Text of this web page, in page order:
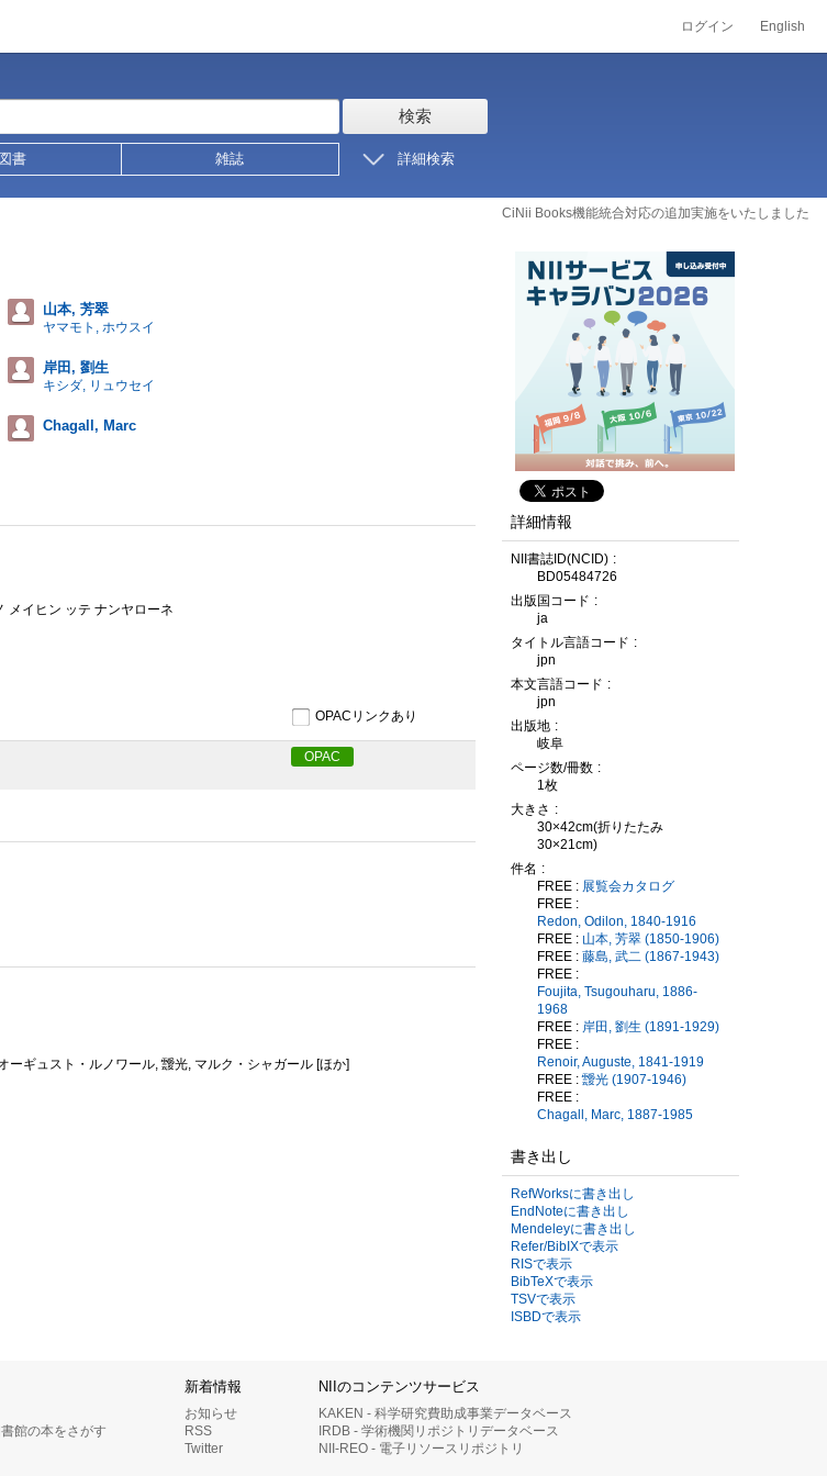
ログイン English
検索
図書 雑誌 詳細検索
CiNii Books機能統合対応の追加実施をいたしました
山本, 芳翠
ヤマモト, ホウスイ
岸田, 劉生
キシダ, リュウセイ
Chagall, Marc
メイヒン ッテ ナンヤローネ
OPACリンクあり
OPAC
ギュスト・ルノワール, 靉光, マルク・シャガール [ほか]
詳細情報
NII書誌ID(NCID)
BD05484726
出版国コード
ja
タイトル言語コード
jpn
本文言語コード
jpn
出版地
岐阜
ページ数/冊数
1枚
大きさ
30×42cm(折りたたみ
30×21cm)
件名
FREE : 展覧会カタログ
FREE :
Redon, Odilon, 1840-1916
FREE : 山本, 芳翠 (1850-1906)
FREE : 藤島, 武二 (1867-1943)
FREE :
Foujita, Tsugouharu, 1886-
1968
FREE : 岸田, 劉生 (1891-1929)
FREE :
Renoir, Auguste, 1841-1919
FREE :靉光 (1907-1946)
FREE :
Chagall, Marc, 1887-1985
書き出し
RefWorksに書き出し
EndNoteに書き出し
Mendeleyに書き出し
Refer/BibIXで表示
RISで表示
BibTeXで表示
TSVで表示
ISBDで表示
館の本をさがす
新着情報
お知らせ
RSS
Twitter
NIIのコンテンツサービス
KAKEN - 科学研究費助成事業データベース
IRDB - 学術機関リポジトリデータベース
NII-REO - 電子リソースリポジトリ